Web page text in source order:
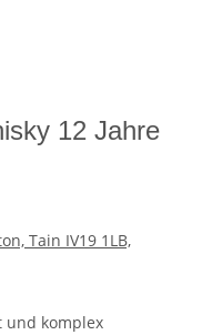
12 Jahre
Tain IV19 1LB,
und komplex